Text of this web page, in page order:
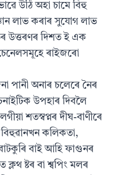
উঠি অহা চামে বিহু
লাভ কৰাৰ সুযােগ লাভ
উত্তৰণৰ দিশত ই এক
ৰাইজৰাে
পানী অনাৰ চলেৰে নৈৰ
উপহাৰ দিবলৈ
শতস্বপ্নৰ দীঘ-বাণীৰে
কলিকতা,
বাই আহি ফাগুনৰ
ষ্টৰ বা শ্বপিং মলৰ